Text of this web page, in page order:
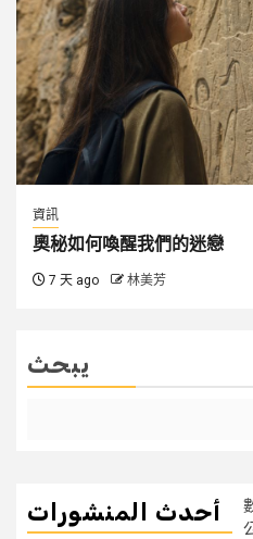
資訊
奧秘如何喚醒我們的迷戀
7 天 ago 林美芳
يبحث
أحدث المنشورات